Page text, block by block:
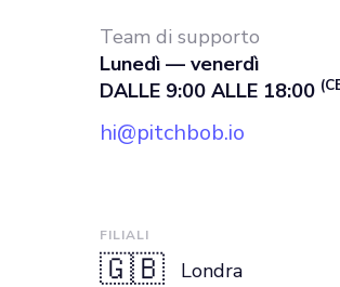
Team di supporto
Lunedì — venerdì
DALLE 9:00 ALLE 18:00
hi@pitchbob.io
FILIALI
🇬🇧 Londra